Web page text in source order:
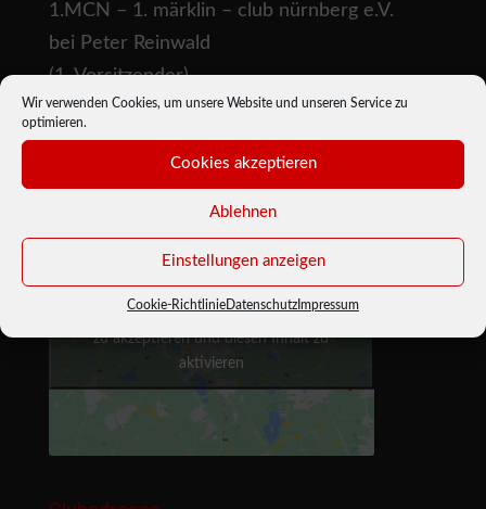
Wir verwenden Cookies, um unsere Website und unseren Service zu
optimieren.
Cookies akzeptieren
Ablehnen
Einstellungen anzeigen
Cookie-Richtlinie Datenschutz Impressum
1.MCN – 1. märklin – club nürnberg e.V.
bei Peter Reinwald
(1. Vorsitzender)
Steuerwald-Landmann-Str. 39
90491 Nürnberg
Bitte hier klicken, um die Marketing-Cookies
zu akzeptieren und diesen Inhalt zu
aktivieren